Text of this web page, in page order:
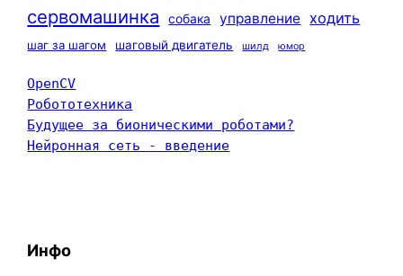
сервомашинка собака управление ходить
шаг за шагом шаговый двигатель шилд юмор
OpenCV
Робототехника
Будущее за бионическими роботами?
Нейронная сеть - введение
Инфо